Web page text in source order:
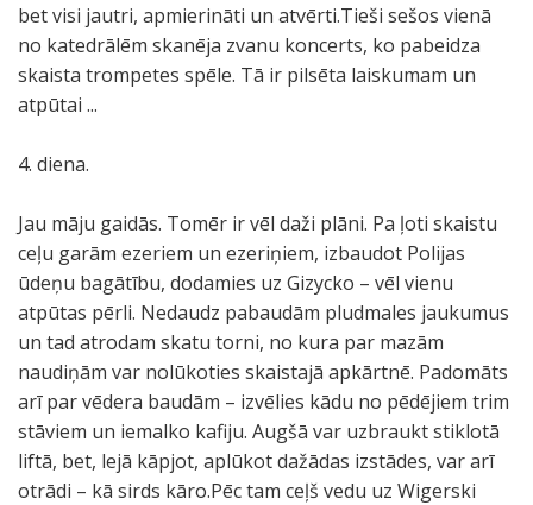
bet visi jautri, apmierināti un atvērti.Tieši sešos vienā
no katedrālēm skanēja zvanu koncerts, ko pabeidza
skaista trompetes spēle. Tā ir pilsēta laiskumam un
atpūtai ...
4. diena.
Jau māju gaidās. Tomēr ir vēl daži plāni. Pa ļoti skaistu
ceļu garām ezeriem un ezeriņiem, izbaudot Polijas
ūdeņu bagātību, dodamies uz Gizycko – vēl vienu
atpūtas pērli. Nedaudz pabaudām pludmales jaukumus
un tad atrodam skatu torni, no kura par mazām
naudiņām var nolūkoties skaistajā apkārtnē. Padomāts
arī par vēdera baudām – izvēlies kādu no pēdējiem trim
stāviem un iemalko kafiju. Augšā var uzbraukt stiklotā
liftā, bet, lejā kāpjot, aplūkot dažādas izstādes, var arī
otrādi – kā sirds kāro.Pēc tam ceļš vedu uz Wigerski